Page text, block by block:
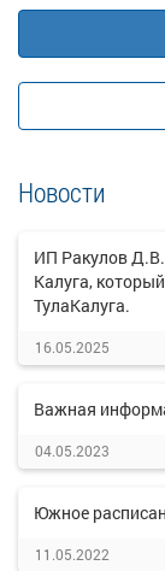
Новости
ИП Ракулов
Калуга,
ТулаКалуга.
16.05.2025
Важная
04.05.2023
Южное
11.05.2022